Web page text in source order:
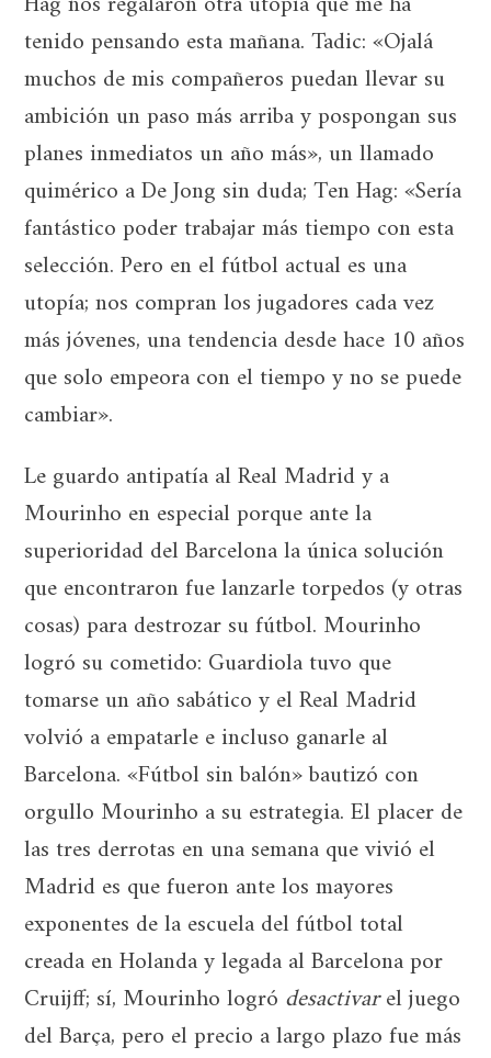
tenido pensando esta mañana. Tadic: «Ojalá
muchos de mis compañeros puedan llevar su
ambición un paso más arriba y pospongan sus
planes inmediatos un año más», un llamado
quimérico a De Jong sin duda; Ten Hag: «Sería
fantástico poder trabajar más tiempo con esta
selección. Pero en el fútbol actual es una
utopía; nos compran los jugadores cada vez
más jóvenes, una tendencia desde hace 10 años
que solo empeora con el tiempo y no se puede
cambiar».
Le guardo antipatía al Real Madrid y a
Mourinho en especial porque ante la
superioridad del Barcelona la única solución
que encontraron fue lanzarle torpedos (y otras
cosas) para destrozar su fútbol. Mourinho
logró su cometido: Guardiola tuvo que
tomarse un año sabático y el Real Madrid
volvió a empatarle e incluso ganarle al
Barcelona. «Fútbol sin balón» bautizó con
orgullo Mourinho a su estrategia. El placer de
las tres derrotas en una semana que vivió el
Madrid es que fueron ante los mayores
exponentes de la escuela del fútbol total
creada en Holanda y legada al Barcelona por
Cruijff; sí, Mourinho logró desactivarel juego
del Barça, pero el precio a largo plazo fue más